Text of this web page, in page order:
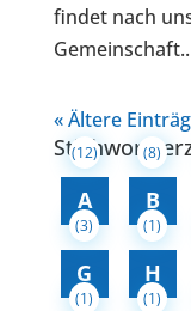
findet nach
« Ältere
A
(12)
B
(8)
G
(3)
H
(1)
(1) (1)